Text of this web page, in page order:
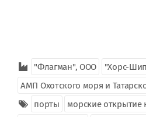
"Флагман", ООО
"Хорс-
АМП Охотского моря и
порты
морские открытие